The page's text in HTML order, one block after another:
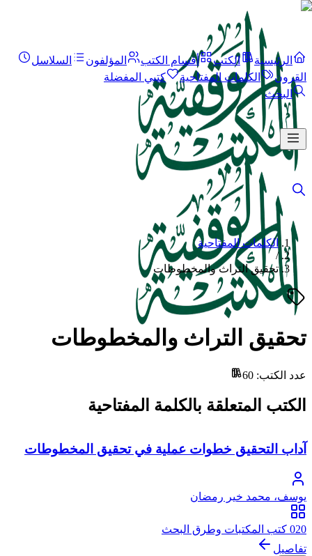
الرئيسية الكتب أقسام الكتب المؤلفون
السلاسل
القرون
الكلمات المفتاحية
كتبي المفضلة
البحث
الكلمات المفتاحية
/
تحقيق التراث والمخطوطات
تحقيق التراث والمخطوطات
عدد الكتب:
60
الكتب المتعلقة بالكلمة المفتاحية
آداب التحقيق خطوات عملية في تحقيق المخطوطات
يوسف، محمد خير رمضان
020 كتب المكتبات وطرق البحث
تفاصيل